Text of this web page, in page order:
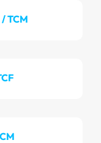
TCM